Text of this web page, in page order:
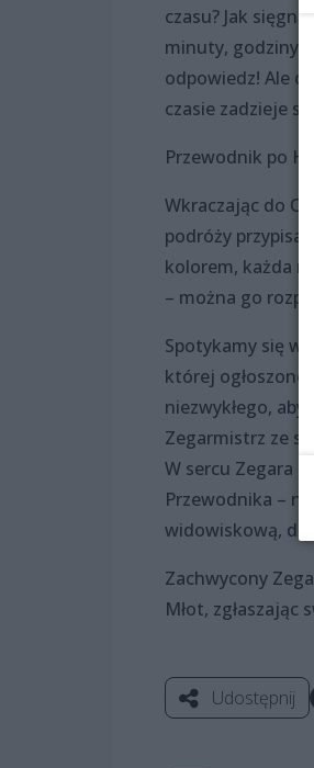
czasu? Jak
minuty, godziny,
odpowiedz! Ale
czasie zadzieje
Przewodnik po
Wkraczając do
podróży
kolorem, każda
– można go
Spotykamy się w
której
niezwykłego,
Zegarmistrz ze
W sercu Zegara
Przewodnika –
widowiskową,
Zachwycony
Młot,
Udostępnij